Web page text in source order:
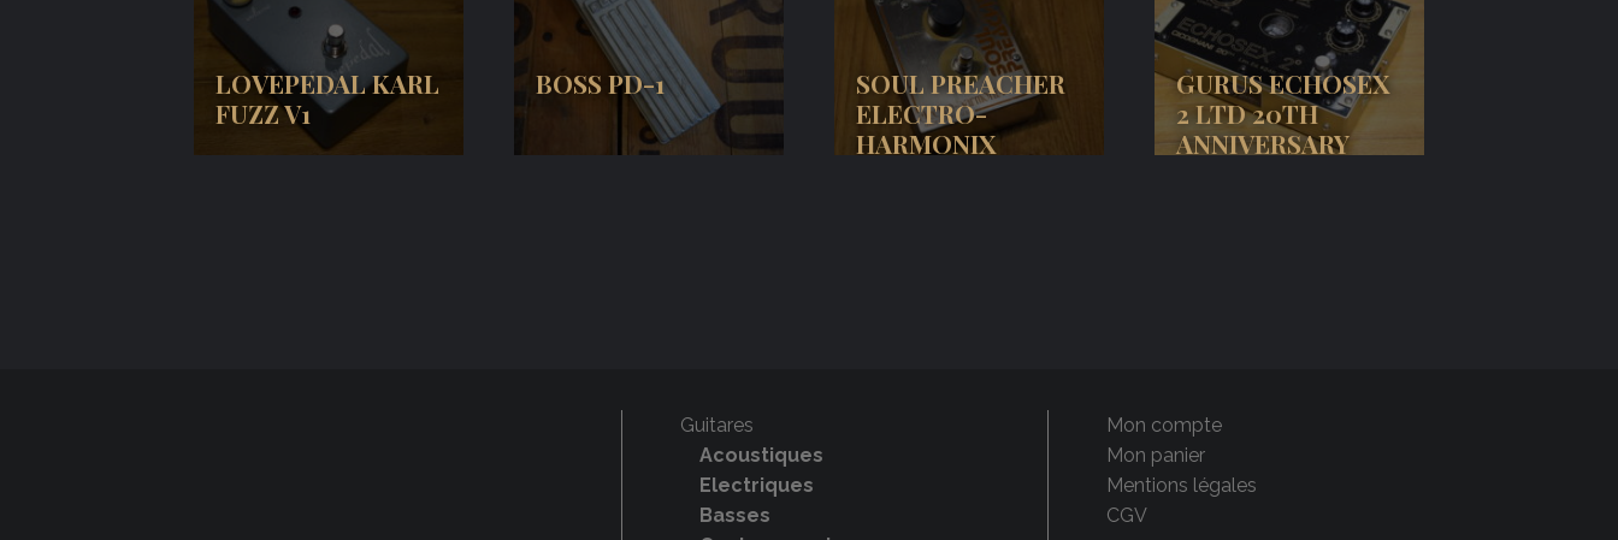
LOVEPEDAL KARL
FUZZ V1
BOSS PD-1
SOUL PREACHER
ELECTRO-
HARMONIX
GURUS ECHOSEX
2 LTD 20TH
ANNIVERSARY
Guitares
Acoustiques
Electriques
Basses
Mon compte
Mon panier
Mentions légales
CGV